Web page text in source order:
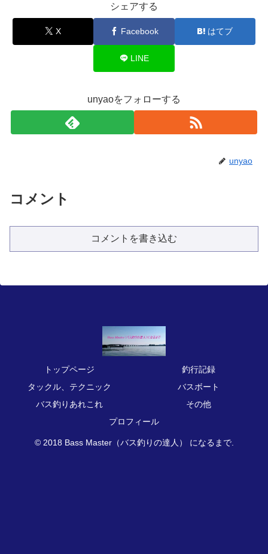
シェアする
X Facebook はてブ
LINE
unyaoをフォローする
unyao
コメント
コメントを書き込む
トップページ
釣行記録
タックル、テクニック
バスボート
バス釣りあれこれ
その他
プロフィール
© 2018 Bass Master（バス釣りの達人） になるまで.